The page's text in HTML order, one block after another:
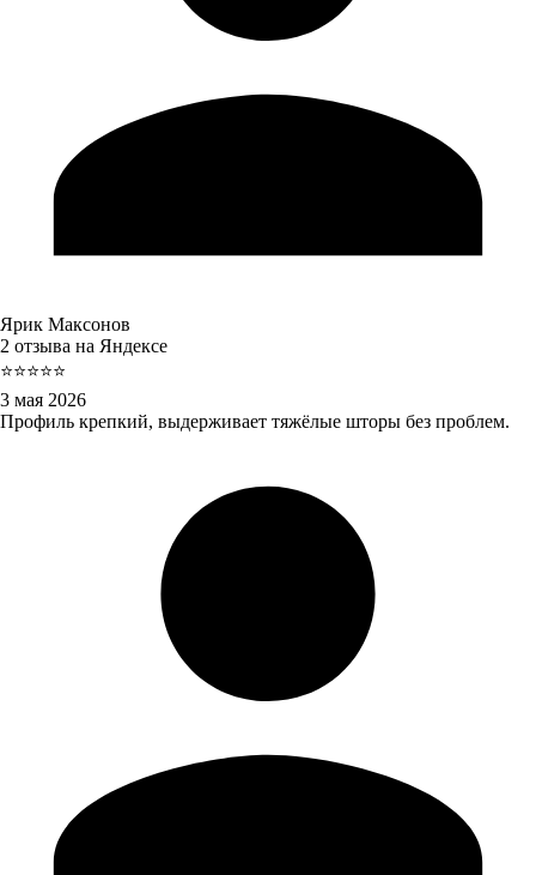
Ярик Максонов
2 отзыва на Яндексе
⭐⭐⭐⭐⭐
3 мая 2026
Профиль крепкий, выдерживает тяжёлые шторы без проблем.